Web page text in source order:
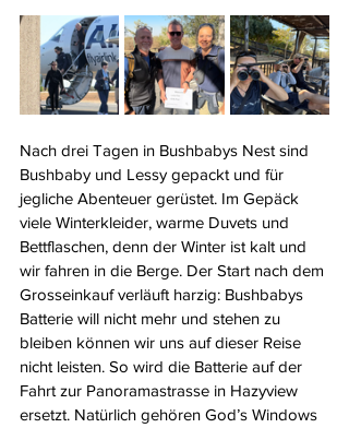
Nach drei Tagen in Bushbabys Nest sind
Bushbaby und Lessy gepackt und für
jegliche Abenteuer gerüstet. Im Gepäck
viele Winterkleider, warme Duvets und
Bettflaschen, denn der Winter ist kalt und
wir fahren in die Berge. Der Start nach dem
Grosseinkauf verläuft harzig: Bushbabys
Batterie will nicht mehr und stehen zu
bleiben können wir uns auf dieser Reise
nicht leisten. So wird die Batterie auf der
Fahrt zur Panoramastrasse in Hazyview
ersetzt. Natürlich gehören God’s Windows